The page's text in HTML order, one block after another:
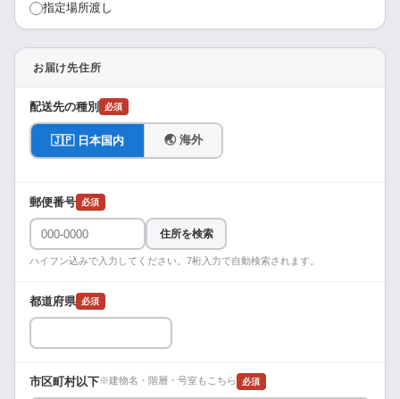
指定場所渡し
お届け先住所
配送先の種別 必須
🇯🇵 日本国内 🌏 海外
郵便番号 必須
住所を検索
ハイフン込みで入力してください。7桁入力で自動検索されます。
都道府県 必須
市区町村以下※建物名・階層・号室もこちら 必須